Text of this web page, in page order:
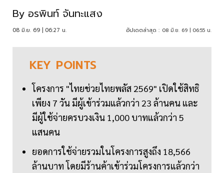
By อรพินท์ จันทะแสง
08 มิ.ย. 69 | 06:27 น. อัปเดตล่าสุด : 08 มิ.ย. 69 | 06:55 น.
KEY POINTS
โครงการ "ไทยช่วยไทยพลัส 2569" เปิดใช้สิทธิ
เพียง 7 วัน มีผู้เข้าร่วมแล้วกว่า 23 ล้านคน และ
มีผู้ใช้จ่ายครบวงเงิน 1,000 บาทแล้วกว่า 5
แสนคน
ยอดการใช้จ่ายรวมในโครงการสูงถึง 18,566
ล้านบาท โดยมีร้านค้าเข้าร่วมโครงการแล้วกว่า